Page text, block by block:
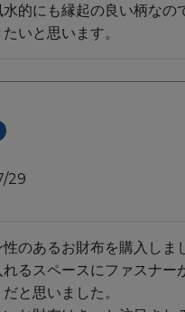
的にも縁起の良い柄なの
いと思います。
29
のあるお財布を購入しま
るスペースにファスナー
と思いました。